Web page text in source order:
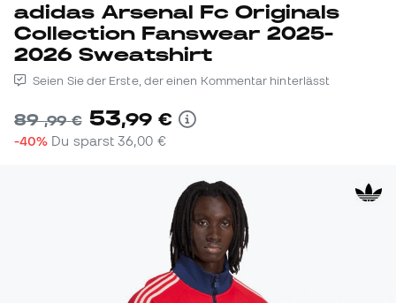
adidas Arsenal Fc Originals
Collection Fanswear 2025-
2026 Sweatshirt
Seien Sie der Erste, der einen Kommentar hinterlässt
89,99 € 53,99 €
-40% Du sparst36,00 €